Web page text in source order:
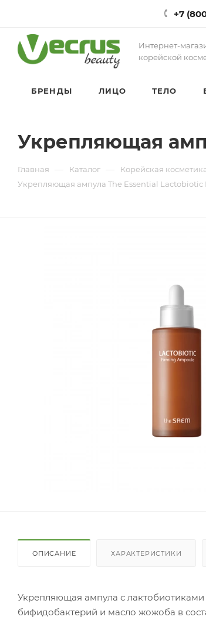
+7
Интернет-
корейской
БРЕНДЫ ЛИЦО ТЕЛО
Укрепляющая
Главная — Каталог — Корейская
Укрепляющая ампула The Essential
ОПИСАНИЕ ХАРАКТЕРИСТИКИ
Укрепляющая ампула с лактобиотиками
бифидобактерий и масло жожоба в